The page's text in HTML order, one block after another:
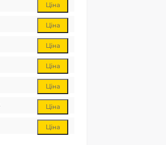
Ціна
Ціна
Ціна
Ціна
Ціна
Ціна
Ціна